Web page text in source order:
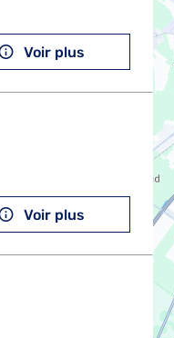
Voir plus
Voir plus